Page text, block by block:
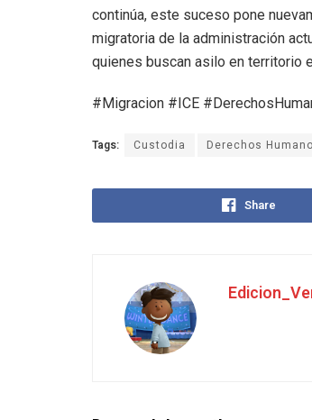
continúa, este suceso pone
migratoria de la administración
quienes buscan asilo en territorio
#Migracion #ICE
Tags: Custodia Derechos
Share